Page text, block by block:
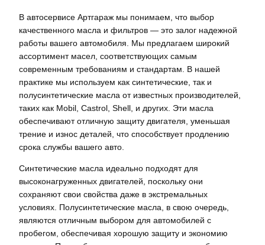
В автосервисе Артгараж мы понимаем, что выбор
качественного масла и фильтров — это залог надежной
работы вашего автомобиля. Мы предлагаем широкий
ассортимент масел, соответствующих самым
современным требованиям и стандартам. В нашей
практике мы используем как синтетические, так и
полусинтетические масла от известных производителей,
таких как Mobil, Castrol, Shell, и других. Эти масла
обеспечивают отличную защиту двигателя, уменьшая
трение и износ деталей, что способствует продлению
срока службы вашего авто.
Синтетические масла идеально подходят для
высоконагруженных двигателей, поскольку они
сохраняют свои свойства даже в экстремальных
условиях. Полусинтетические масла, в свою очередь,
являются отличным выбором для автомобилей с
пробегом, обеспечивая хорошую защиту и экономию